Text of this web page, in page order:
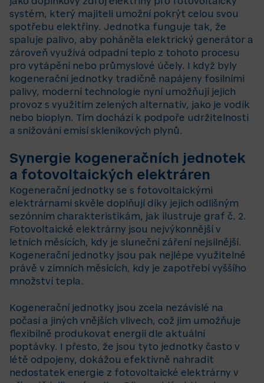
jako doplňkový zdroj elektřiny pro fotovoltaický
systém, který majiteli umožní pokrýt celou svou
spotřebu elektřiny. Jednotka funguje tak, že
spaluje palivo, aby poháněla elektrický generátor a
zároveň využívá odpadní teplo z tohoto procesu
pro vytápění nebo průmyslové účely. I když byly
kogenerační jednotky tradičně napájeny fosilními
palivy, moderní technologie nyní umožňují jejich
provoz s využitím zelených alternativ, jako je vodík
nebo bioplyn. Tím dochází k podpoře udržitelnosti
a snižování emisí skleníkových plynů.
Synergie kogeneračních jednotek
a fotovoltaických elektráren
Kogenerační jednotky se s fotovoltaickými
elektrárnami skvěle doplňují díky jejich odlišným
sezónním charakteristikám, jak ilustruje graf č. 2.
Fotovoltaické elektrárny jsou nejvýkonnější v
letních měsících, kdy je sluneční záření nejsilnější.
Kogenerační jednotky jsou pak nejlépe využitelné
právě v zimních měsících, kdy je zapotřebí vyššího
množství tepla.
Kogenerační jednotky jsou zcela nezávislé na
počasí a jiných vnějších vlivech, což jim umožňuje
flexibilně produkovat energii dle aktuální
poptávky. I přesto, že jsou tyto jednotky často v
létě odpojeny, dokážou efektivně nahradit
nedostatek energie z fotovoltaické elektrárny v